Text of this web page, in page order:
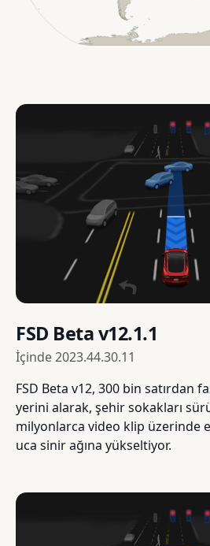
FSD Beta v12.1.1
İçinde2023.44.30.11
FSD Beta v12, 300 bin satırdan
yerini alarak, şehir sokakları
milyonlarca video klip üzerinde
uca sinir ağına yükseltiyor.